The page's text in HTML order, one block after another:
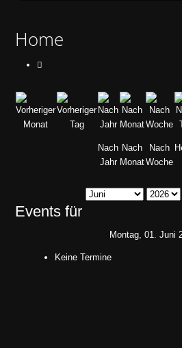
Home
Nach
Jahr
Nach
Monat
Nach
Woche
Events für
Montag, 01. Juni
Keine Termine